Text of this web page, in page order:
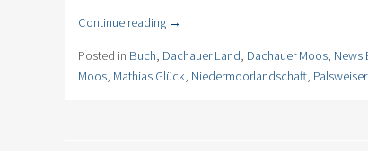
Continue reading →
Posted in Buch, Dachauer Land, Dachauer Moos, News
Moos, Mathias Glück, Niedermoorlandschaft,